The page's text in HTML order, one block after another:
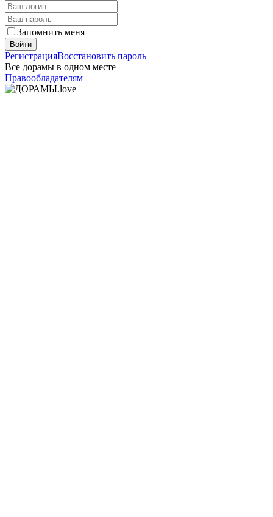
Запомнить меня
Войти
РегистрацияВосстановить пароль
Все дорамы в одном месте
Правообладателям